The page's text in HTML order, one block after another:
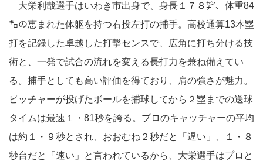
大栄利哉選手はいわき市出身で、身長１７８㌢、体重84
㌔の恵まれた体躯を持つ右投左打の捕手。高校通算13本塁
打を記録した卓越した打撃センスで、広角に打ち分ける技
術と、一発で試合の流れを変える長打力を兼ね備えてい
る。捕手としても高い評価を得ており、肩の強さが魅力。
ピッチャーが投げたボールを捕球してから２塁までの送球
タイムは最速１・81秒を誇る。プロのキャッチャーの平均
は約１・９秒とされ、おおむね２秒だと「遅い」、１・８
秒台だと「速い」と言われているから、大栄選手はプロと